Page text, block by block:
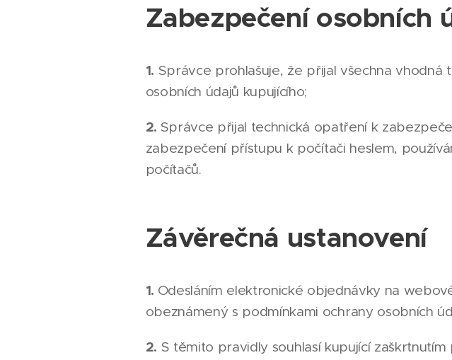
Zabezpečení osobních
1. Správce prohlašuje, že přijal všechna
osobních údajů kupujícího;
2. Správce přijal technická opatření k
zabezpečení přístupu k počítači heslem,
počítačů.
Závěrečná ustanovení
1. Odesláním elektronické objednávky na
obeznámený s podmínkami ochrany osobních
2. S těmito pravidly souhlasí kupující